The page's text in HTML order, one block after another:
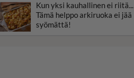
Kun yksi kauhallinen ei riitä...
Tämä helppo arkiruoka ei jää
syömättä!